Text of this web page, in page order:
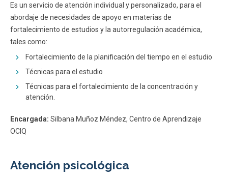
Es un servicio de atención individual y personalizado, para el
abordaje de necesidades de apoyo en materias de
fortalecimiento de estudios y la autorregulación académica,
tales como:
Fortalecimiento de la planificación del tiempo en el estudio
Técnicas para el estudio
Técnicas para el fortalecimiento de la concentración y
atención.
Encargada: Silbana Muñoz Méndez, Centro de Aprendizaje
OCIQ
Atención psicológica